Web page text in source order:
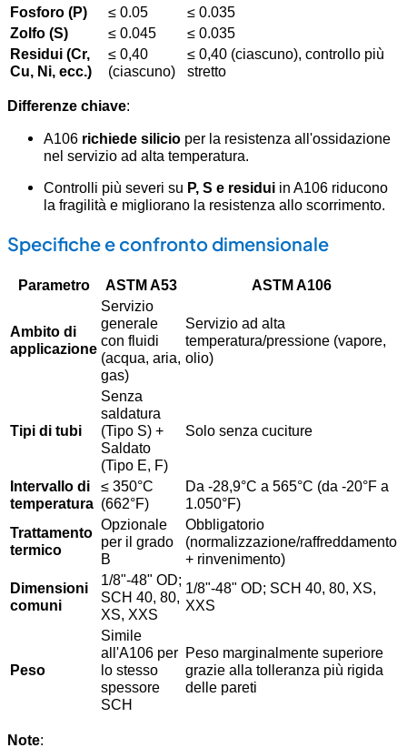
Fosforo (P)
≤ 0.05
≤ 0.035
Zolfo (S)
≤ 0.045
≤ 0.035
Residui (Cr,
Cu, Ni, ecc.)
≤ 0,40
(ciascuno)
≤ 0,40 (ciascuno), controllo più
stretto
Differenze chiave:
A106 richiede silicio per la resistenza all'ossidazione
nel servizio ad alta temperatura.
Controlli più severi su P, S e residui in A106 riducono
la fragilità e migliorano la resistenza allo scorrimento.
Specifiche e confronto dimensionale
Parametro ASTM A53 ASTM A106
Ambito di
applicazione
Servizio
generale
con fluidi
(acqua, aria,
gas)
Servizio ad alta
temperatura/pressione (vapore,
olio)
Tipi di tubi
Senza
saldatura
(Tipo S) +
Saldato
(Tipo E, F)
Solo senza cuciture
Intervallo di
temperatura
≤ 350°C
(662°F)
Da -28,9°C a 565°C (da -20°F a
1.050°F)
Trattamento
termico
Opzionale
per il grado
B
Obbligatorio
(normalizzazione/raffreddamento
+ rinvenimento)
Dimensioni
comuni
1/8"-48" OD;
SCH 40, 80,
XS, XXS
1/8"-48" OD; SCH 40, 80, XS,
XXS
Peso
Simile
all'A106 per
lo stesso
spessore
SCH
Peso marginalmente superiore
grazie alla tolleranza più rigida
delle pareti
Note: